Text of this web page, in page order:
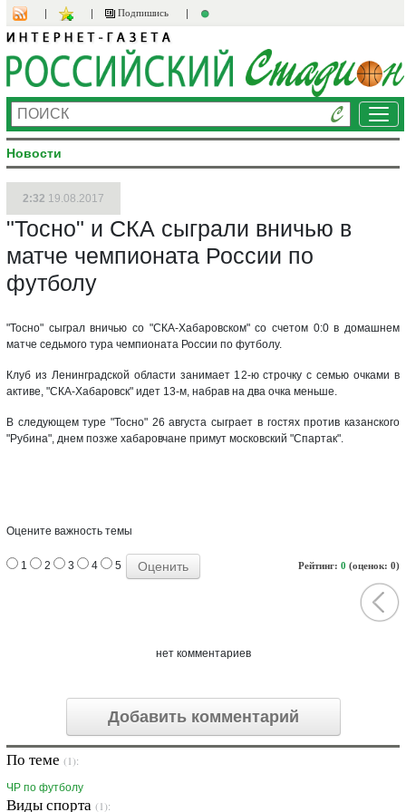
Подпишись
Новости
2:32 19.08.2017
"Тосно" и СКА сыграли вничью в
матче чемпионата России по
футболу
"Тосно" сыграл вничью со "СКА-Хабаровском" со счетом 0:0 в домашнем
матче седьмого тура чемпионата России по футболу.
Клуб из Ленинградской области занимает 12-ю строчку с семью очками в
активе, "СКА-Хабаровск" идет 13-м, набрав на два очка меньше.
В следующем туре "Тосно" 26 августа сыграет в гостях против казанского
"Рубина", днем позже хабаровчане примут московский "Спартак".
Оцените важность темы
Рейтинг: 0 (оценок: 0)
1 2 3 4 5
нет комментариев
Добавить комментарий
По теме (1):
ЧР по футболу
Виды спорта (1):